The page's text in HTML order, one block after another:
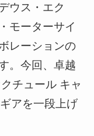
ウス・エク
モーターサイ
レーションの
。今回、卓越
チュール キャ
アを一段上げ